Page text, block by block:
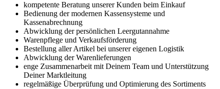
kompetente Beratung unserer Kunden beim Einkauf
Bedienung der modernen Kassensysteme und
Kassenabrechnung
Abwicklung der persönlichen Leergutannahme
Warenpflege und Verkaufsförderung
Bestellung aller Artikel bei unserer eigenen Logistik
Abwicklung der Warenlieferungen
enge Zusammenarbeit mit Deinem Team und Unterstützung
Deiner Marktleitung
regelmäßige Überprüfung und Optimierung des Sortiments